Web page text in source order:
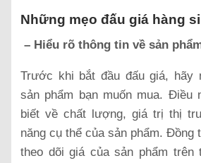
Những mẹo đấu giá hàng
– Hiểu rõ thông tin về sản
Trước khi bắt đầu đấu giá, hãy
sản phẩm bạn muốn mua. Điều
biết về chất lượng, giá trị thị
năng cụ thể của sản phẩm. Đồng
theo dõi giá của sản phẩm trên